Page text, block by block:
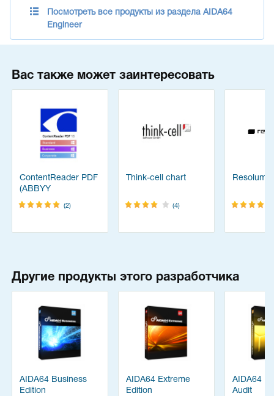
Посмотреть все продукты из раздела AIDA64
Engineer
Вас также может заинтересовать
ContentReader PDF
(ABBYY
FineReader)
(2)
Think-cell chart
(4)
Resolume
Другие продукты этого разработчика
AIDA64 Business
Edition
AIDA64 Extreme
Edition
AIDA64
Audit